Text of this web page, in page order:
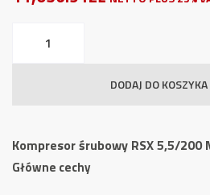
Kompresor
DODAJ DO KOSZYKA
Kompresor śrubowy RSX 5,5/200
Główne cechy